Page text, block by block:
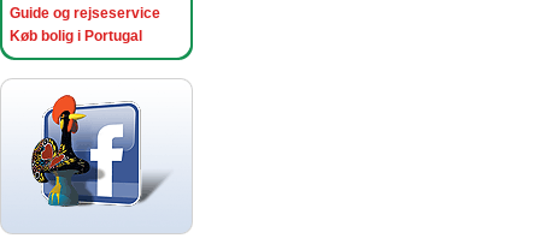
Guide og rejseservice
Køb bolig i Portugal